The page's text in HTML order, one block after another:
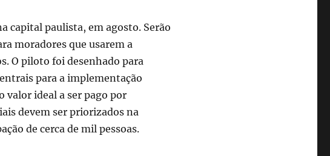
capital paulista, em agosto. Serão
moradores que usarem a
O piloto foi desenhado para
para a implementação
valor ideal a ser pago por
devem ser priorizados na
de cerca de mil pessoas.